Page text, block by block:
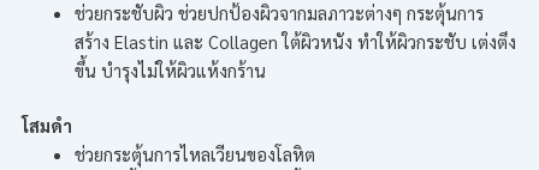
ช่วยกระชับผิว ช่วยปกป้องผิวจากมลภาวะต่างๆ กระตุ้นการ
สร้าง Elastin และ Collagen ใต้ผิวหนัง ทำให้ผิวกระชับ เต่งตึง
ขึ้น บำรุงไม่ให้ผิวแห้งกร้าน
โสมดำ
ช่วยกระตุ้นการไหลเวียนของโลหิต